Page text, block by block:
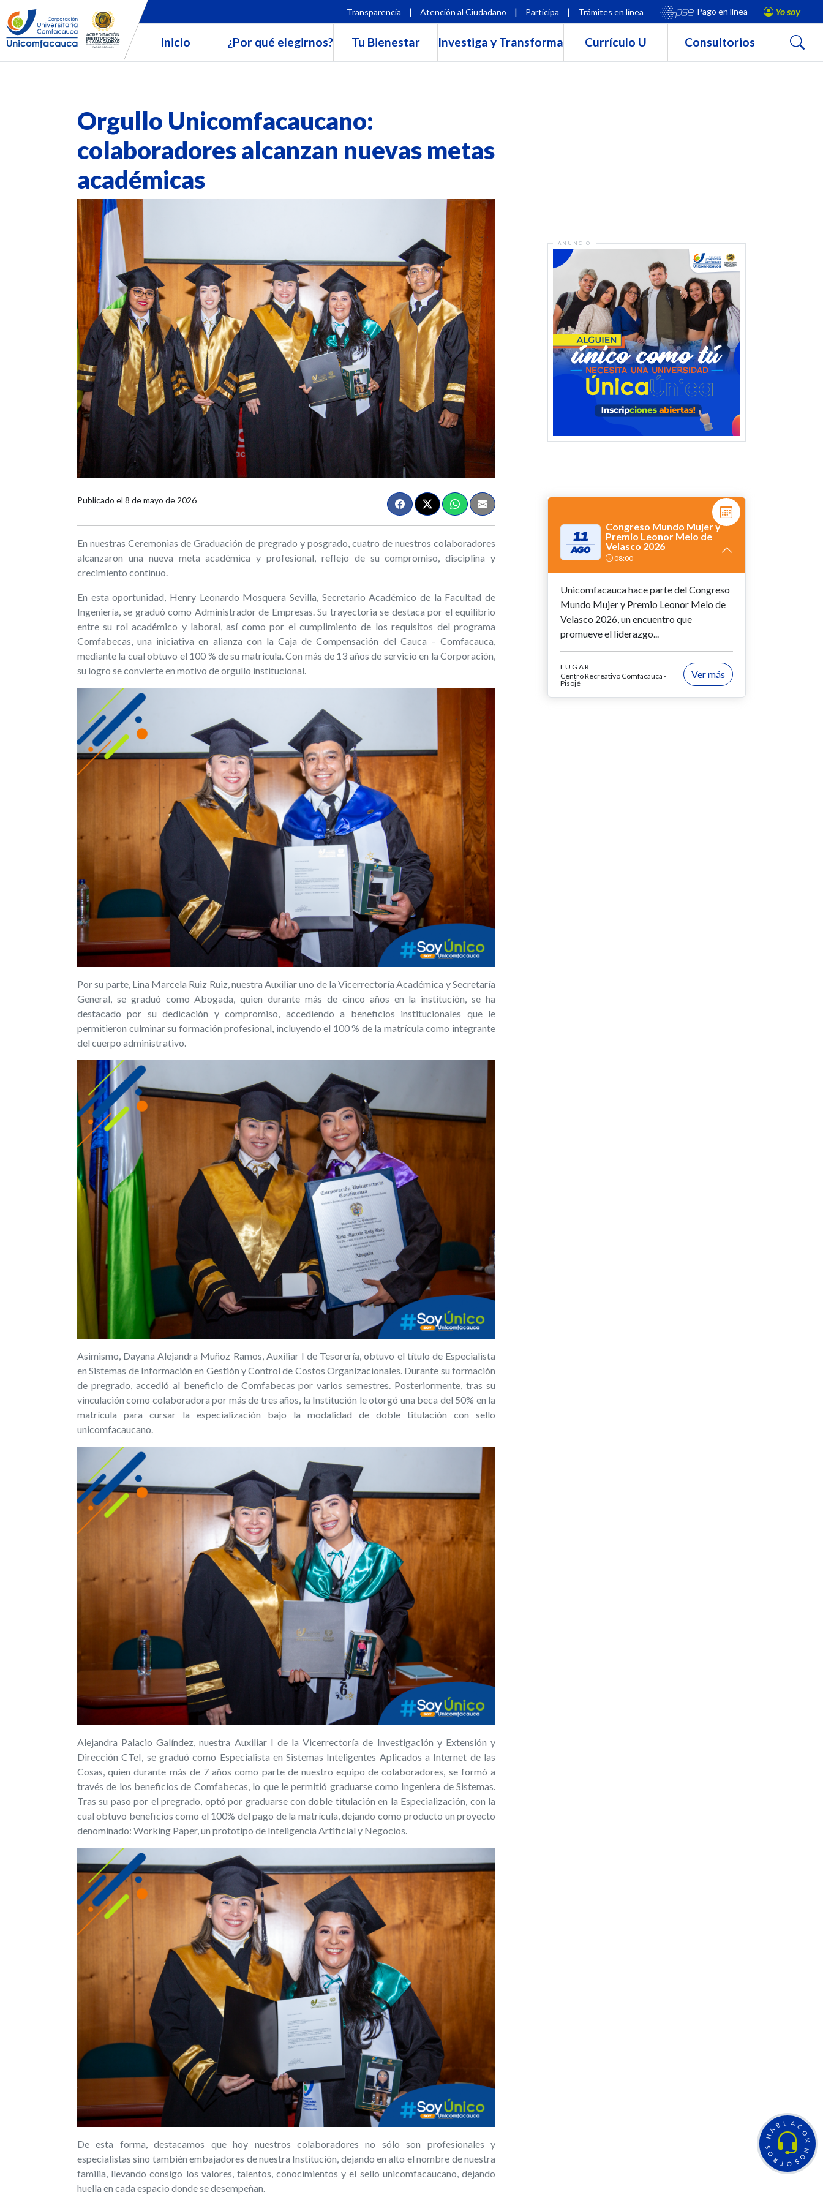
H
A
B L A C
O
N
N
O
S
O
T
R
O
S
Transparencia | Atención al Ciudadano | Participa | Trámites en línea Pago en línea Yo soy
Inicio ¿Por qué elegirnos? Tu Bienestar Investiga y Transforma Currículo U Consultorios Buscar
Orgullo Unicomfacaucano:
colaboradores alcanzan nuevas metas
académicas
Publicado el 8 de mayo de 2026
En nuestras Ceremonias de Graduación de pregrado y posgrado, cuatro de nuestros colaboradores
alcanzaron una nueva meta académica y profesional, reflejo de su compromiso, disciplina y
crecimiento continuo.
En esta oportunidad, Henry Leonardo Mosquera Sevilla, Secretario Académico de la Facultad de
Ingeniería, se graduó como Administrador de Empresas. Su trayectoria se destaca por el equilibrio
entre su rol académico y laboral, así como por el cumplimiento de los requisitos del programa
Comfabecas, una iniciativa en alianza con la Caja de Compensación del Cauca – Comfacauca,
mediante la cual obtuvo el 100 % de su matrícula. Con más de 13 años de servicio en la Corporación,
su logro se convierte en motivo de orgullo institucional.
Por su parte, Lina Marcela Ruiz Ruiz, nuestra Auxiliar uno de la Vicerrectoría Académica y Secretaría
General, se graduó como Abogada, quien durante más de cinco años en la institución, se ha
destacado por su dedicación y compromiso, accediendo a beneficios institucionales que le
permitieron culminar su formación profesional, incluyendo el 100 % de la matrícula como integrante
del cuerpo administrativo.
Asimismo, Dayana Alejandra Muñoz Ramos, Auxiliar I de Tesorería, obtuvo el título de Especialista
en Sistemas de Información en Gestión y Control de Costos Organizacionales. Durante su formación
de pregrado, accedió al beneficio de Comfabecas por varios semestres. Posteriormente, tras su
vinculación como colaboradora por más de tres años, la Institución le otorgó una beca del 50% en la
matrícula para cursar la especialización bajo la modalidad de doble titulación con sello
unicomfacaucano.
Alejandra Palacio Galíndez, nuestra Auxiliar I de la Vicerrectoría de Investigación y Extensión y
Dirección CTeI, se graduó como Especialista en Sistemas Inteligentes Aplicados a Internet de las
Cosas, quien durante más de 7 años como parte de nuestro equipo de colaboradores, se formó a
través de los beneficios de Comfabecas, lo que le permitió graduarse como Ingeniera de Sistemas.
Tras su paso por el pregrado, optó por graduarse con doble titulación en la Especialización, con la
cual obtuvo beneficios como el 100% del pago de la matrícula, dejando como producto un proyecto
denominado: Working Paper, un prototipo de Inteligencia Artificial y Negocios.
De esta forma, destacamos que hoy nuestros colaboradores no sólo son profesionales y
especialistas sino también embajadores de nuestra Institución, dejando en alto el nombre de nuestra
familia, llevando consigo los valores, talentos, conocimientos y el sello unicomfacaucano, dejando
huella en cada espacio donde se desempeñan.
11
AGO
Congreso Mundo Mujer y
Premio Leonor Melo de
Velasco 2026
08:00
Unicomfacauca hace parte del Congreso
Mundo Mujer y Premio Leonor Melo de
Velasco 2026, un encuentro que
promueve el liderazgo...
LUGAR
Centro Recreativo Comfacauca -
Pisojé
Ver más